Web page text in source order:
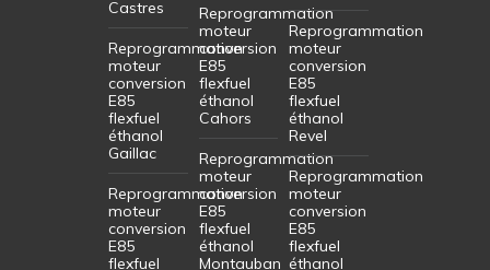
Castres
Reprogrammation
moteur
conversion
E85
flexfuel
éthanol
Gaillac
Reprogrammation
moteur
conversion
E85
flexfuel
Reprogrammation
moteur
conversion
E85
flexfuel
éthanol
Cahors
Reprogrammation
moteur
conversion
E85
flexfuel
éthanol
Montauban
Reprogrammation
moteur
conversion
E85
flexfuel
éthanol
Revel
Reprogrammation
moteur
conversion
E85
flexfuel
éthanol